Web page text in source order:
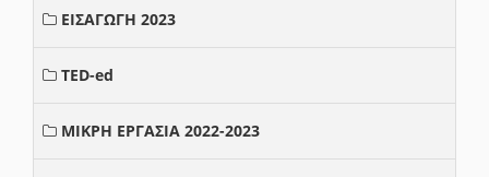
ΕΙΣΑΓΩΓΗ 2023
TED-ed
ΜΙΚΡΗ ΕΡΓΑΣΙΑ 2022-2023